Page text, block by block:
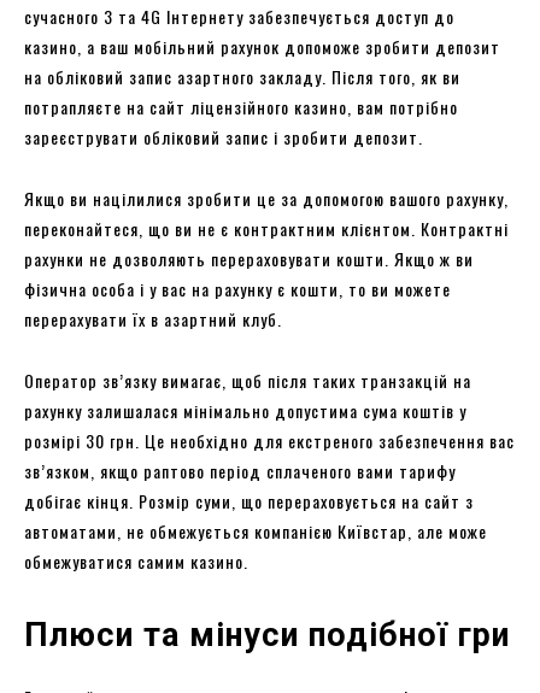
сучасного 3 та 4G Інтернету забезпечується доступ до
казино, а ваш мобільний рахунок допоможе зробити депозит
на обліковий запис азартного закладу. Після того, як ви
потрапляєте на сайт ліцензійного казино, вам потрібно
зареєструвати обліковий запис і зробити депозит.
Якщо ви націлилися зробити це за допомогою вашого рахунку,
переконайтеся, що ви не є контрактним клієнтом. Контрактні
рахунки не дозволяють перераховувати кошти. Якщо ж ви
фізична особа і у вас на рахунку є кошти, то ви можете
перерахувати їх в азартний клуб.
Оператор зв’язку вимагає, щоб після таких транзакцій на
рахунку залишалася мінімально допустима сума коштів у
розмірі 30 грн. Це необхідно для екстреного забезпечення вас
зв’язком, якщо раптово період сплаченого вами тарифу
добігає кінця. Розмір суми, що перераховується на сайт з
автоматами, не обмежується компанією Київстар, але може
обмежуватися самим казино.
Плюси та мінуси подібної гри